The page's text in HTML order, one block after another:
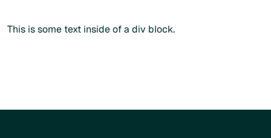
This is some text inside of a div block.